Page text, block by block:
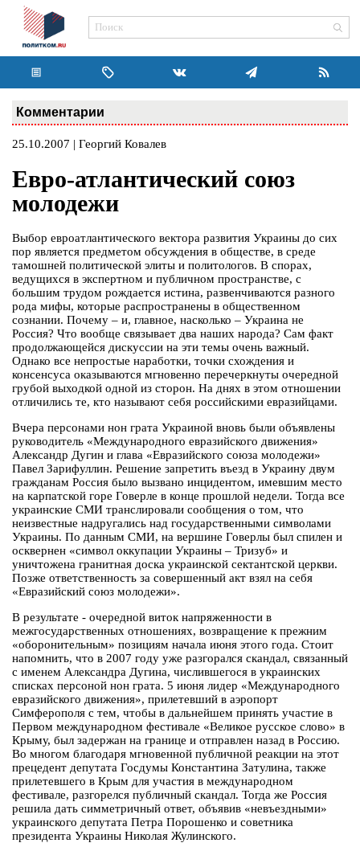
Комментарии
25.10.2007 | Георгий Ковалев
Евро-атлантический союз
молодежи
Выбор евроатлантического вектора развития Украины до сих
пор является предметом обсуждения в обществе, в среде
тамошней политической элиты и политологов. В спорах,
ведущихся в экспертном и публичном пространстве, с
большим трудом рождается истина, развенчиваются разного
рода мифы, которые распространены в общественном
сознании. Почему – и, главное, насколько – Украина не
Россия? Что вообще связывает два наших народа? Сам факт
продолжающейся дискуссии на эти темы очень важный.
Однако все непростые наработки, точки схождения и
консенсуса оказываются мгновенно перечеркнуты очередной
грубой выходкой одной из сторон. На днях в этом отношении
отличились те, кто называют себя российскими евразийцами.
Вчера персонами нон грата Украиной вновь были объявлены
руководитель «Международного евразийского движения»
Александр Дугин и глава «Евразийского союза молодежи»
Павел Зарифуллин. Решение запретить въезд в Украину двум
гражданам Россия было вызвано инцидентом, имевшим место
на карпатской горе Говерле в конце прошлой недели. Тогда все
украинские СМИ транслировали сообщения о том, что
неизвестные надругались над государственными символами
Украины. По данным СМИ, на вершине Говерлы был спилен и
осквернен «символ оккупации Украины – Тризуб» и
уничтожена гранитная доска украинской сектантской церкви.
Позже ответственность за совершенный акт взял на себя
«Евразийский союз молодежи».
В результате - очередной виток напряженности в
межгосударственных отношениях, возвращение к прежним
«оборонительным» позициям начала июня этого года. Стоит
напомнить, что в 2007 году уже разгорался скандал, связанный
с именем Александра Дугина, числившегося в украинских
списках персоной нон грата. 5 июня лидер «Международного
евразийского движения», прилетевший в аэропорт
Симферополя с тем, чтобы в дальнейшем принять участие в
Первом международном фестивале «Великое русское слово» в
Крыму, был задержан на границе и отправлен назад в Россию.
Во многом благодаря мгновенной публичной реакции на этот
прецедент депутата Госдумы Константина Затулина, также
прилетевшего в Крым для участия в международном
фестивале, разгорелся публичный скандал. Тогда же Россия
решила дать симметричный ответ, объявив «невъездными»
украинского депутата Петра Порошенко и советника
президента Украины Николая Жулинского.